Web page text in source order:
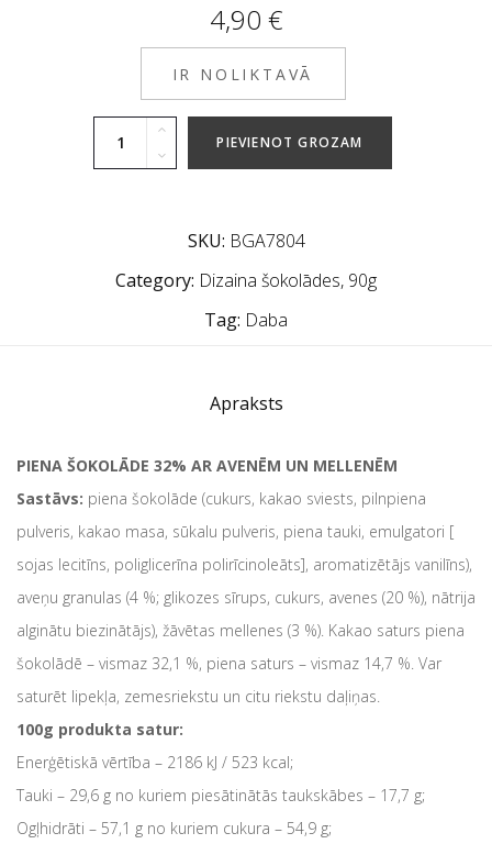
4,90 €
IR NOLIKTAVĀ
PIEVIENOT GROZAM
SKU: BGA7804
Category: Dizaina šokolādes, 90g
Tag: Daba
Apraksts
PIENA ŠOKOLĀDE 32% AR AVENĒM UN MELLENĒM
Sastāvs: piena šokolāde (cukurs, kakao sviests, pilnpiena
pulveris, kakao masa, sūkalu pulveris, piena tauki, emulgatori [
sojas lecitīns, poliglicerīna polirīcinoleāts], aromatizētājs vanilīns),
aveņu granulas (4 %; glikozes sīrups, cukurs, avenes (20 %), nātrija
alginātu biezinātājs), žāvētas mellenes (3 %). Kakao saturs piena
šokolādē – vismaz 32,1 %, piena saturs – vismaz 14,7 %. Var
saturēt lipekļa, zemesriekstu un citu riekstu daļiņas.
100g produkta satur:
Enerģētiskā vērtība – 2186 kJ / 523 kcal;
Tauki – 29,6 g no kuriem piesātinātās taukskābes – 17,7 g;
Ogļhidrāti – 57,1 g no kuriem cukura – 54,9 g;